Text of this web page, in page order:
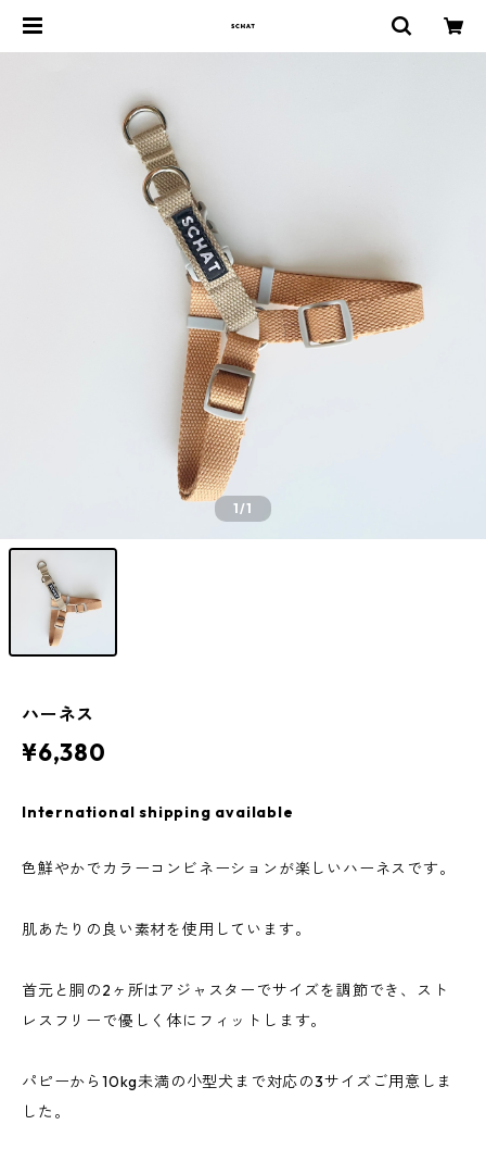
1/1
ハーネス
¥6,380
International shipping available
色鮮やかでカラーコンビネーションが楽しいハーネスです。
肌あたりの良い素材を使用しています。
首元と胴の2ヶ所はアジャスターでサイズを調節でき、スト
レスフリーで優しく体にフィットします。
パピーから10kg未満の小型犬まで対応の3サイズご用意しま
した。